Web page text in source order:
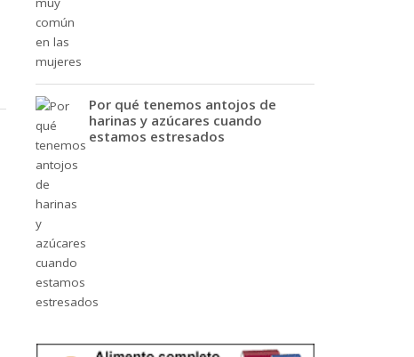
Por qué tenemos antojos de
harinas y azúcares cuando
estamos estresados